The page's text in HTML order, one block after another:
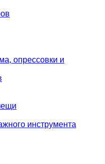
опрессовки и
инструмента